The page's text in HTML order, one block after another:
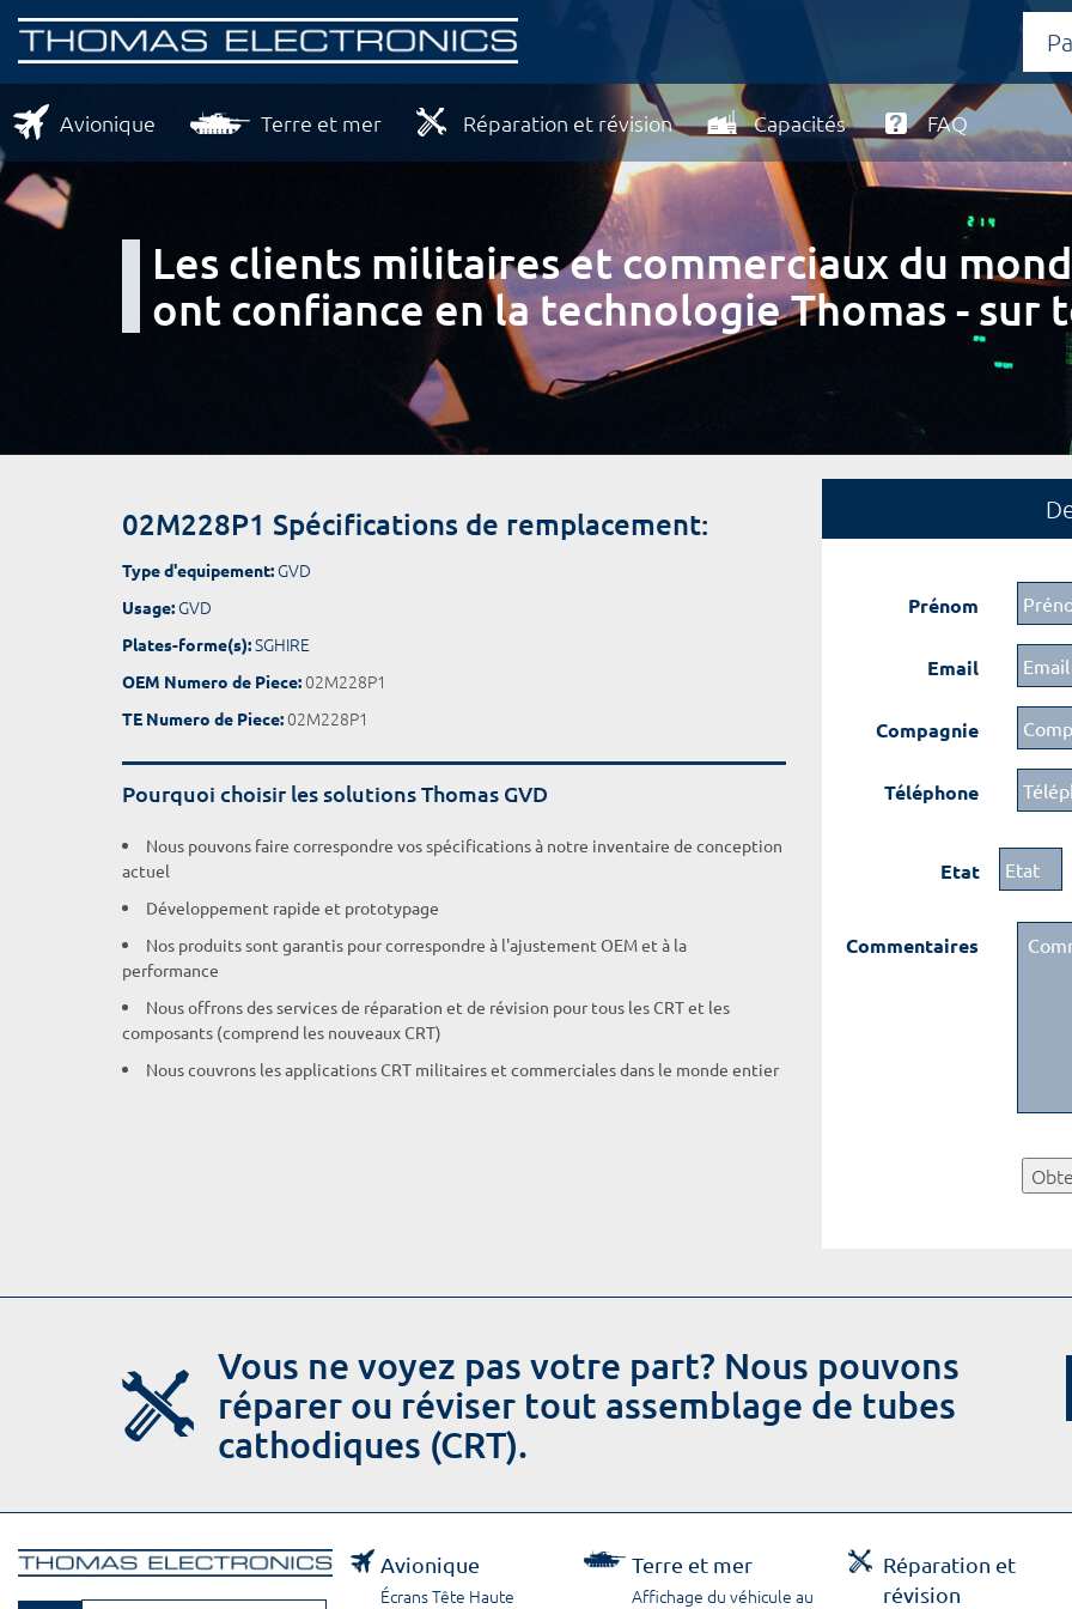
Avionique Terre et mer Réparation et révision Capacités FAQ
Les clients militaires et commerciaux du
ont confiance en la technologie Thomas - sur
02M228P1 Spécifications de remplacement:
Type d'equipement: GVD
Usage: GVD
Plates-forme(s):SGHIRE
OEM Numero de Piece:02M228P1
TE Numero de Piece:02M228P1
Pourquoi choisir les solutions Thomas GVD
Nous pouvons faire correspondre vos spécifications à notre inventaire de conception
actuel
Développement rapide et prototypage
Nos produits sont garantis pour correspondre à l'ajustement OEM et à la
performance
Nous offrons des services de réparation et de révision pour tous les CRT et les
composants (comprend les nouveaux CRT)
Nous couvrons les applications CRT militaires et commerciales dans le monde entier
Prénom
Email
Compagnie
Téléphone
Etat
Commentaires
Vous ne voyez pas votre part? Nous pouvons
réparer ou réviser tout assemblage de tubes
cathodiques (CRT).
Avionique
Écrans Tête Haute
Terre et mer
Affichage du véhicule au
Réparation et
révision